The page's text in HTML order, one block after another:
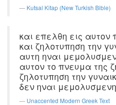
Kutsal Kitap (New Turkish Bible)
και επελθη εις αυτον
και ζηλοτυπηση την
αυτη ηναι
αυτον το πνευμα της
ζηλοτυπηση την
δεν ηναι μεμολυσμενη
Unaccented Modern Greek Text